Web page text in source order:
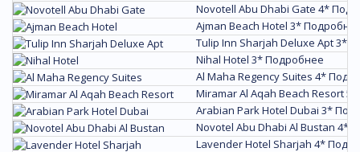
Novotell Abu Dhabi Gate 4*
Ajman Beach Hotel 3*
Tulip Inn Sharjah Deluxe Apt 3*
Nihal Hotel 3*Подробнее
Al Maha Regency Suites 4*
Miramar Al Aqah Beach Resort 5*
Arabian Park Hotel Dubai 3*
Novotel Abu Dhabi Al Bustan 4*
Lavender Hotel Sharjah 4*